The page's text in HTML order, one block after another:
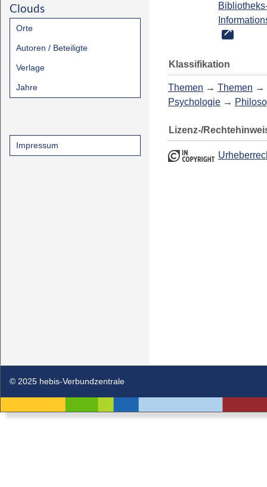
Clouds
Orte
Autoren / Beteiligte
Verlage
Jahre
Impressum
Klassifikation
Themen → Themen →
Psychologie →
Lizenz-/
© 2025 hebis-Verbundzentrale